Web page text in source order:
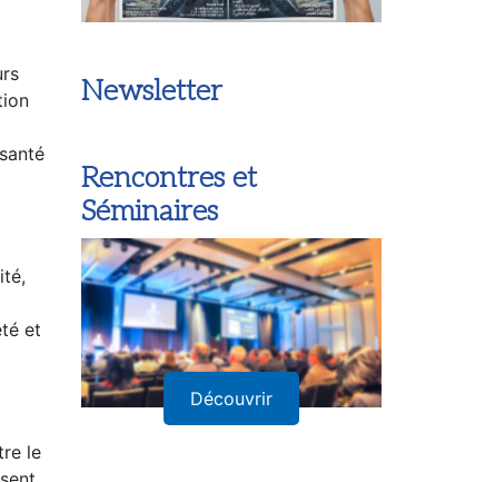
et
le
Newsletter
Rencontres et
Séminaires
Découvrir